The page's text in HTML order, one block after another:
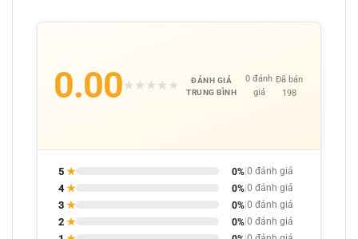
0.00★ ★ ★ ★ ★
ĐÁNH GIÁ
TRUNG BÌNH
0 đánh
giá
Đã bán
198
5 ★ 0%|0 đánh giá
4★ 0%|0 đánh giá
3 ★ 0%|0 đánh giá
2 ★ 0%|0 đánh giá